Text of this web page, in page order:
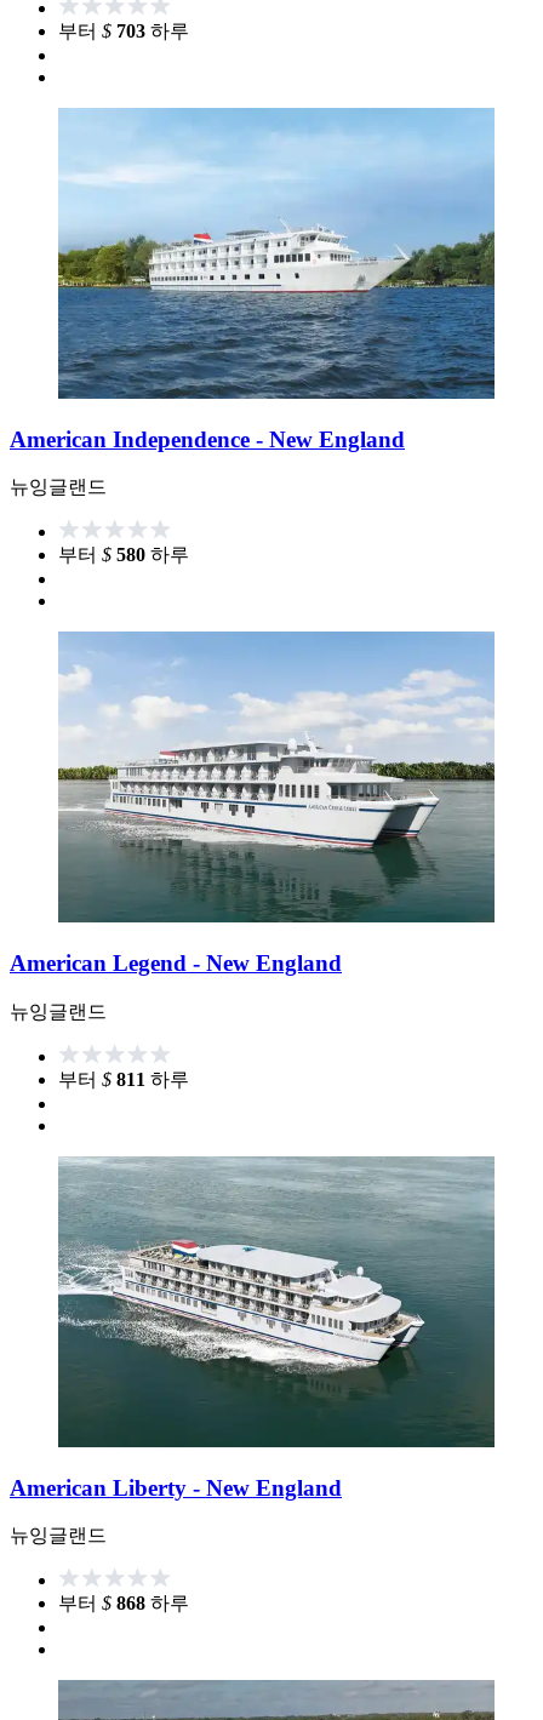
부터 $ 703 하루
American Independence - New England
뉴잉글랜드
부터 $ 580 하루
American Legend - New England
뉴잉글랜드
부터 $ 811 하루
American Liberty - New England
뉴잉글랜드
부터 $ 868 하루